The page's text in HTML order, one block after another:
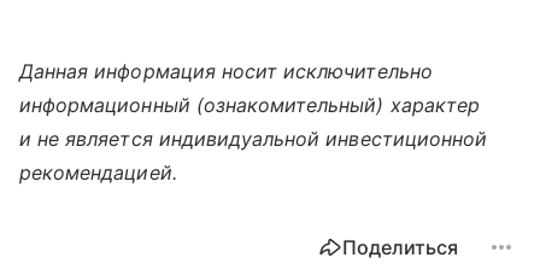
Данная информация носит исключительно
информационный (ознакомительный) характер
и не является индивидуальной инвестиционной
рекомендацией.
Поделиться